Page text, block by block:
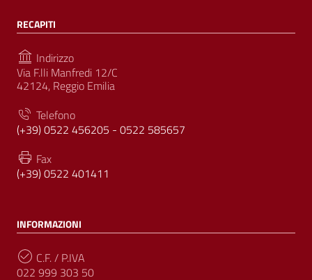
RECAPITI
Indirizzo
Via F.lli Manfredi 12/C
42124, Reggio Emilia
Telefono
(+39) 0522 456205 - 0522 585657
Fax
(+39) 0522 401411
INFORMAZIONI
C.F. / P.IVA
022 999 303 50